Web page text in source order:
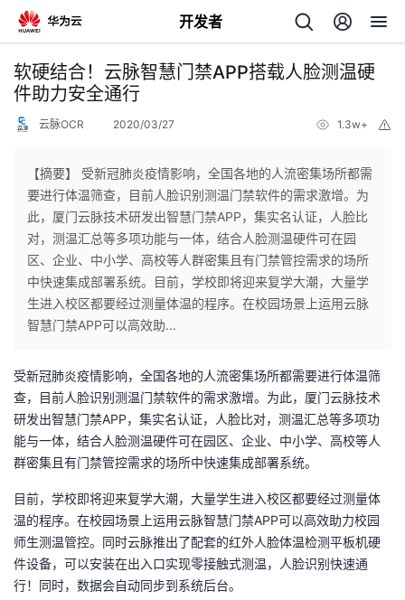
开发者
返
回
个
人
主
我
的
发
者
的
博
我
的
我
软硬结合！云脉智慧门禁APP搭载人脸测温硬
件助力安全通行
云脉OCR 2020/03/27 1.3w+
【摘要】 受新冠肺炎疫情影响，全国各地的人流密集场所都需
要进行体温筛查，目前人脸识别测温门禁软件的需求激增。为
此，厦门云脉技术研发出智慧门禁APP，集实名认证，人脸比
对，测温汇总等多项功能与一体，结合人脸测温硬件可在园
区、企业、中小学、高校等人群密集且有门禁管控需求的场所
中快速集成部署系统。目前，学校即将迎来复学大潮，大量学
生进入校区都要经过测量体温的程序。在校园场景上运用云脉
智慧门禁APP可以高效助...
受新冠肺炎疫情影响，全国各地的人流密集场所都需要进行体温筛
查，目前人脸识别测温门禁软件的需求激增。为此，厦门云脉技术
研发出智慧门禁APP，集实名认证，人脸比对，测温汇总等多项功
能与一体，结合人脸测温硬件可在园区、企业、中小学、高校等人
群密集且有门禁管控需求的场所中快速集成部署系统。
目前，学校即将迎来复学大潮，大量学生进入校区都要经过测量体
温的程序。在校园场景上运用云脉智慧门禁APP可以高效助力校园
师生测温管控。同时云脉推出了配套的红外人脸体温检测平板机硬
件设备，可以安装在出入口实现零接触式测温，人脸识别快速通
行！同时，数据会自动同步到系统后台。